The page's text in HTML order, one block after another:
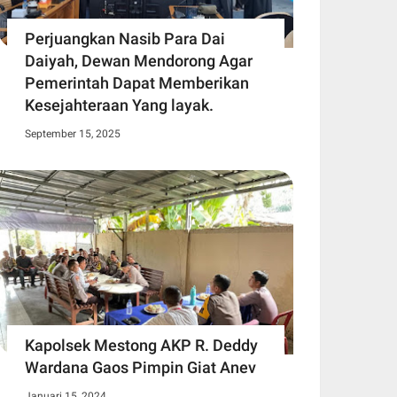
Perjuangkan Nasib Para Dai
Daiyah, Dewan Mendorong Agar
Pemerintah Dapat Memberikan
Kesejahteraan Yang layak.
September 15, 2025
Kapolsek Mestong AKP R. Deddy
Wardana Gaos Pimpin Giat Anev